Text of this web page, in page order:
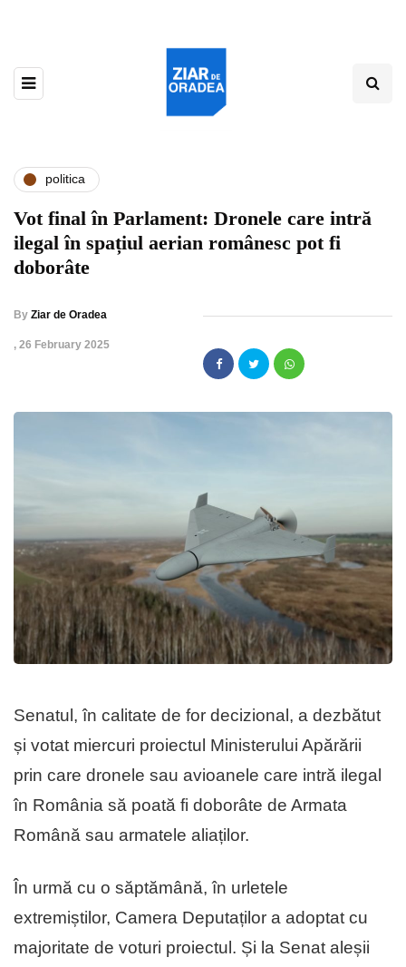
politica
Vot final în Parlament: Dronele care intră
ilegal în spațiul aerian românesc pot fi
doborâte
By Ziar de Oradea
, 26 February 2025
Senatul, în calitate de for decizional, a dezbătut
și votat miercuri proiectul Ministerului Apărării
prin care dronele sau avioanele care intră ilegal
în România să poată fi doborâte de Armata
Română sau armatele aliaților.
În urmă cu o săptămână, în urletele
extremiștilor, Camera Deputaților a adoptat cu
majoritate de voturi proiectul. Și la Senat aleșii